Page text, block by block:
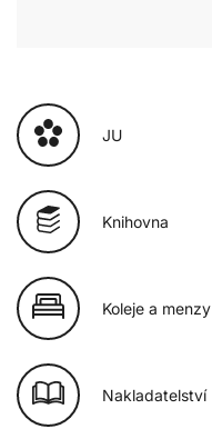
JU
Knihovna
Koleje a menzy
Nakladatelství